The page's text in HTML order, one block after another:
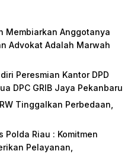
Membiarkan Anggotanya
Advokat Adalah Marwah
Peresmian Kantor DPD
DPC GRIB Jaya Pekanbaru
Tinggalkan Perbedaan,
Polda Riau : Komitmen
Pelayanan,